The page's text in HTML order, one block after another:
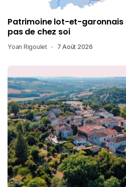
Patrimoine lot-et-garonnais
pas de chez soi
Yoan Rigoulet 7 Août 2026